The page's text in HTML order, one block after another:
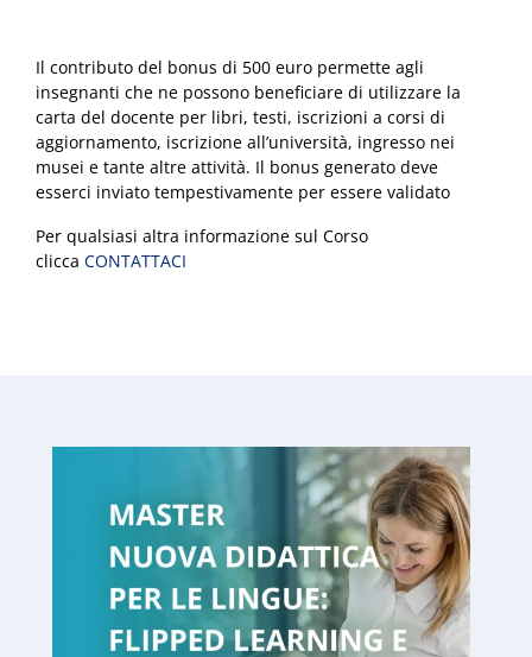
Il contributo del bonus di 500 euro permette agli
insegnanti che ne possono beneficiare di utilizzare la
carta del docente per libri, testi, iscrizioni a corsi di
aggiornamento, iscrizione all’università, ingresso nei
musei e tante altre attività. Il bonus generato deve
esserci inviato tempestivamente per essere validato
Per qualsiasi altra informazione sul Corso
clicca CONTATTACI